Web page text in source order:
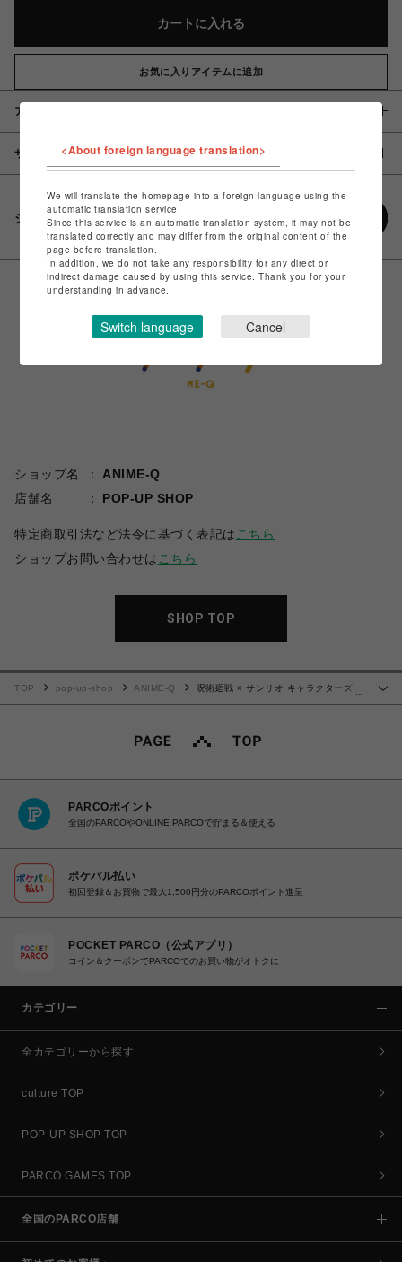
カートに入れる
お気に入りアイテムに追加
アイテム説明 / 素材
サイズ
シェアする
ショップ名
ANIME-Q
店舗名
POP-UP SHOP
特定商取引法など法令に基づく表記は こちら
ショップお問い合わせは こちら
SHOP TOP
TOP pop-up-shop ANIME-Q
呪術廻戦 × サンリオ キャラクターズ |
PARCOポイント
全国のPARCOやONLINE PARCOで貯まる＆使える
ポケパル払い
初回登録＆お買物で最大1,500円分のPARCOポイント進呈
POCKET PARCO（公式アプリ）
コイン＆クーポンでPARCOでのお買い物がオトクに
カテゴリー
全カテゴリーから探す
culture TOP
POP-UP SHOP TOP
PARCO GAMES TOP
全国のPARCO店舗
<About foreign language translation>
We will translate the homepage into a foreign language using the
automatic translation service.
Since this service is an automatic translation system, it may not be
translated correctly and may differ from the original content of the
page before translation.
In addition, we do not take any responsibility for any direct or
indirect damage caused by using this service. Thank you for your
understanding in advance.
Switch language Cancel